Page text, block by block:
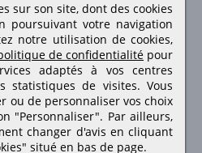
les réseaux sociaux
sur son site, dont des cookies
poursuivant votre navigation
notre utilisation de cookies,
de confidentialité pour
adaptés à vos centres
statistiques de visites.Vous
ou de personnaliser vos choix
"Personnaliser". Par ailleurs,
changer d'avis en cliquant
situé en bas de page.